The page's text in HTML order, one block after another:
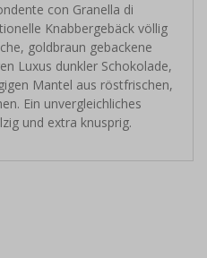
con Granella di
Knabbergebäck völlig
goldbraun gebackene
Luxus dunkler Schokolade,
Mantel aus röstfrischen,
Ein unvergleichliches
und extra knusprig.